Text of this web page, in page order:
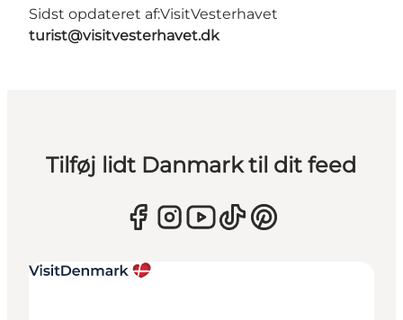
Sidst opdateret af:VisitVesterhavet
turist@visitvesterhavet.dk
Tilføj lidt Danmark til dit feed